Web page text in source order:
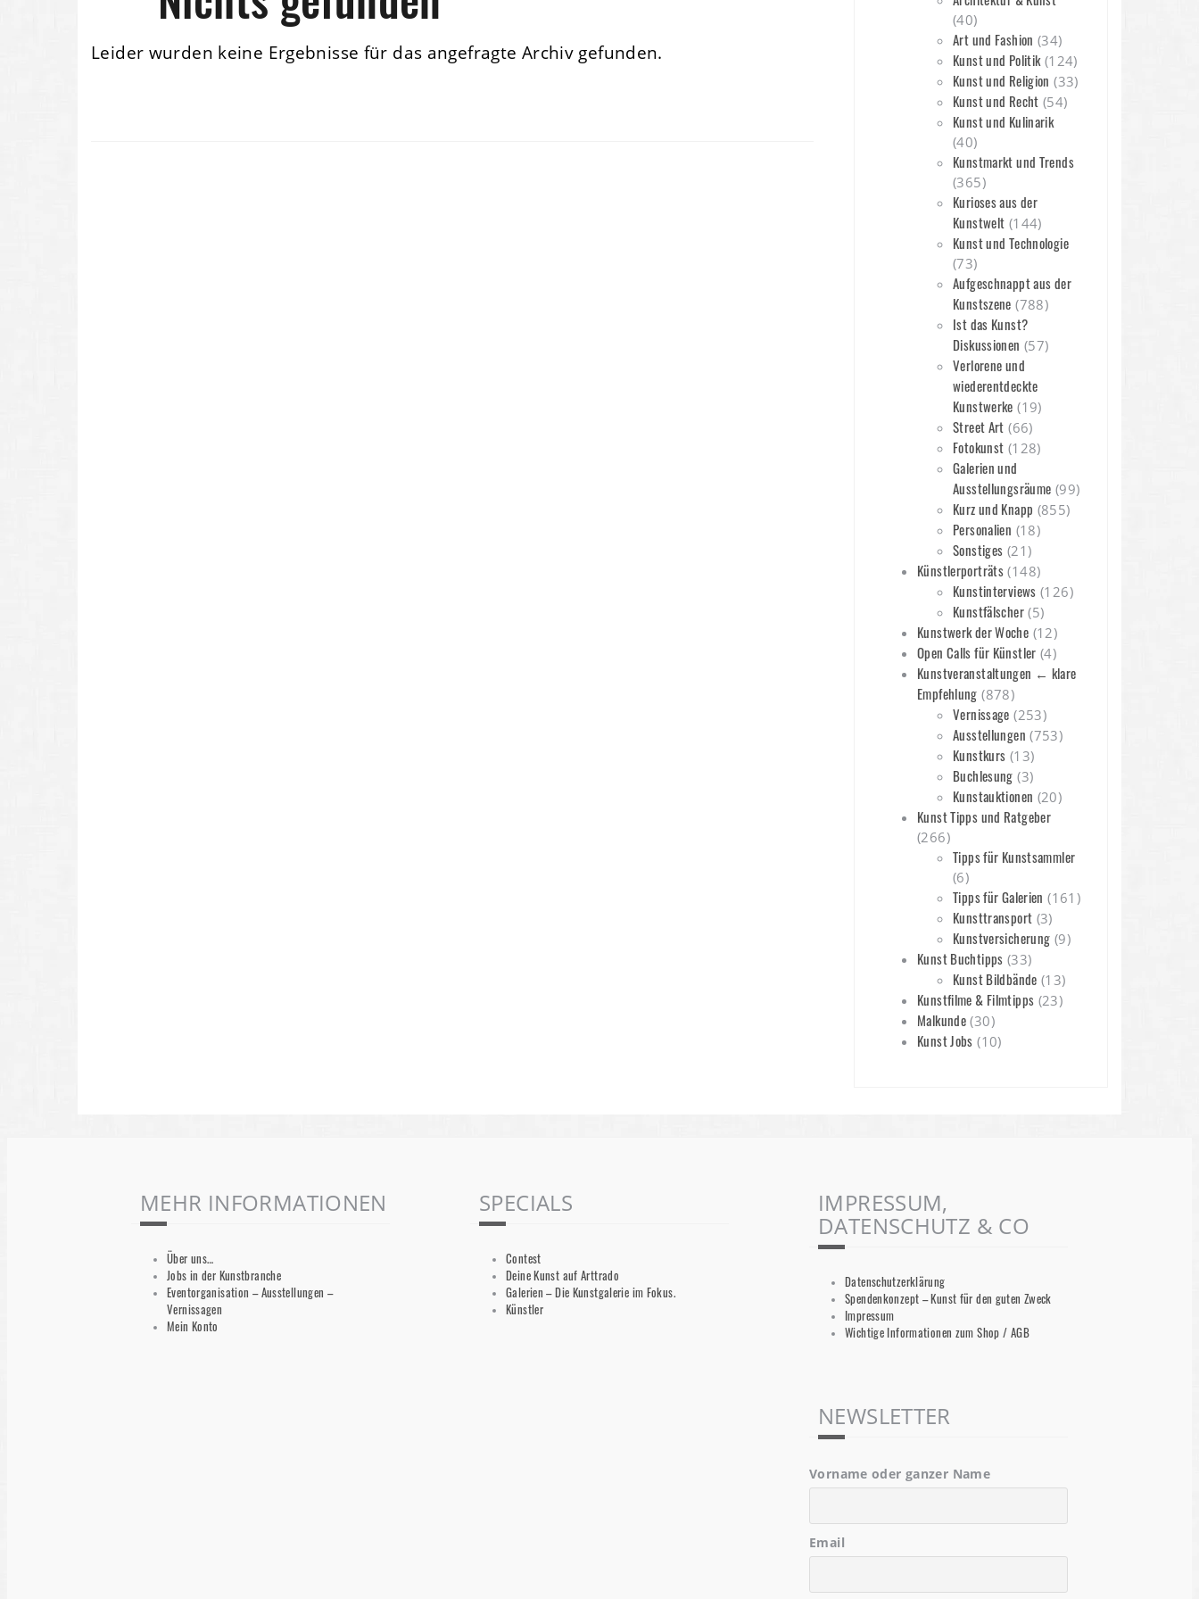
Leider wurden keine Ergebnisse für das angefragte Archiv gefunden.
(40)
Art und Fashion (34)
Kunst und Politik(124)
Kunst und Religion (33)
Kunst und Recht (54)
Kunst und Kulinarik
(40)
Kunstmarkt und Trends
(365)
Kurioses aus der
Kunstwelt (144)
Kunst und Technologie
(73)
Aufgeschnappt aus der
Kunstszene (788)
Ist das Kunst?
Diskussionen (57)
Verlorene und
wiederentdeckte
Kunstwerke (19)
Street Art (66)
Fotokunst (128)
Galerien und
Ausstellungsräume (99)
Kurz und Knapp (855)
Personalien (18)
Sonstiges (21)
Künstlerporträts (148)
Kunstinterviews (126)
Kunstfälscher(5)
Kunstwerk der Woche (12)
Open Calls für Künstler (4)
Kunstveranstaltungen ← klare
Empfehlung (878)
Vernissage (253)
Ausstellungen (753)
Kunstkurs (13)
Buchlesung (3)
Kunstauktionen (20)
Kunst Tipps und Ratgeber
(266)
Tipps für Kunstsammler
(6)
Tipps für Galerien (161)
Kunsttransport (3)
Kunstversicherung (9)
Kunst Buchtipps (33)
Kunst Bildbände (13)
Kunstfilme & Filmtipps (23)
Malkunde (30)
Kunst Jobs (10)
MEHR INFORMATIONEN
Über uns…
Jobs in der Kunstbranche
Eventorganisation – Ausstellungen –
Vernissagen
Mein Konto
SPECIALS
Contest
Deine Kunst auf Arttrado
Galerien – Die Kunstgalerie im Fokus.
Künstler
IMPRESSUM,
DATENSCHUTZ & CO
Datenschutzerklärung
Spendenkonzept – Kunst für den guten Zweck
Impressum
Wichtige Informationen zum Shop / AGB
NEWSLETTER
Vorname oder ganzer Name
Email